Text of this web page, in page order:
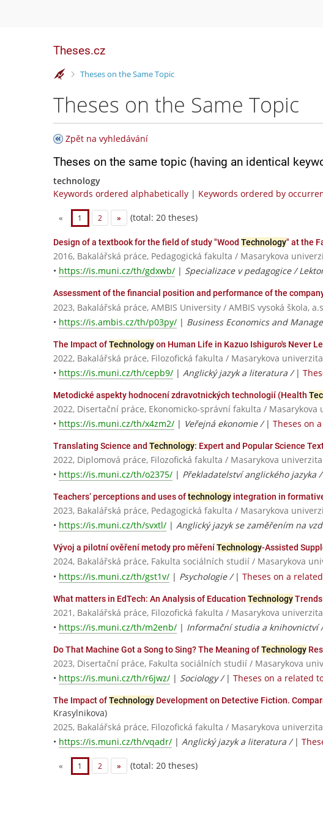
Theses.cz
>
Theses on the Same Topic
Theses on the Same Topic
Zpět na vyhledávání
Theses on the same topic (having an identical
technology
Keywords ordered alphabetically | Keywords ordered by
« 1 2 » (total: 20 theses)
Design of a textbook for the field of study "Wood Technology" at the
2016, Bakalářská práce, Pedagogická fakulta / Masarykova
• https://is.muni.cz/th/gdxwb/ | Specializace v pedagogice /
Assessment of the financial position and performance of the
2023, Bakalářská práce, AMBIS University / AMBIS vysoká škola,
• https://is.ambis.cz/th/p03py/ | Business Economics and
The Impact ofTechnologyon Human Life in Kazuo Ishiguro's Never
2022, Bakalářská práce, Filozofická fakulta / Masarykova univerzita
• https://is.muni.cz/th/cepb9/ | Anglický jazyk a literatura / |
Metodické aspekty hodnocení zdravotnických technologií (Health
2022, Disertační práce, Ekonomicko-správní fakulta / Masarykova
• https://is.muni.cz/th/x4zm2/ | Veřejná ekonomie / | Theses on
Translating Science and Technology: Expert and Popular Science
2022, Diplomová práce, Filozofická fakulta / Masarykova univerzita
• https://is.muni.cz/th/o2375/ | Překladatelství anglického jazyka /
Teachers‘ perceptions and uses oftechnology integration in
2023, Bakalářská práce, Pedagogická fakulta / Masarykova
• https://is.muni.cz/th/svxtl/ | Anglický jazyk se zaměřením na
Vývoj a pilotní ověření metody pro měřeníTechnology-Assisted
2024, Bakalářská práce, Fakulta sociálních studií / Masarykova
• https://is.muni.cz/th/gst1v/ | Psychologie / | Theses on a
What matters in EdTech: An Analysis of Education TechnologyTrends
2021, Bakalářská práce, Filozofická fakulta / Masarykova univerzita
• https://is.muni.cz/th/m2enb/ | Informační studia a knihovnictví
Do That Machine Got a Song to Sing? The Meaning ofTechnology
2023, Disertační práce, Fakulta sociálních studií / Masarykova
• https://is.muni.cz/th/r6jwz/ | Sociology / | Theses on a related
The Impact ofTechnology Development on Detective Fiction.
Krasylnikova)
2025, Bakalářská práce, Filozofická fakulta / Masarykova univerzita
• https://is.muni.cz/th/vqadr/ | Anglický jazyk a literatura / |
« 1 2 » (total: 20 theses)